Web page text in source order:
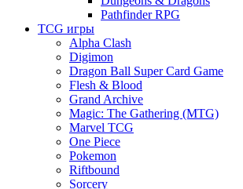
Pathfinder RPG
TCG игры
Alpha Clash
Digimon
Dragon Ball Super Card Game
Flesh & Blood
Grand Archive
Magic: The Gathering (MTG)
Marvel TCG
One Piece
Pokemon
Riftbound
Sorcery